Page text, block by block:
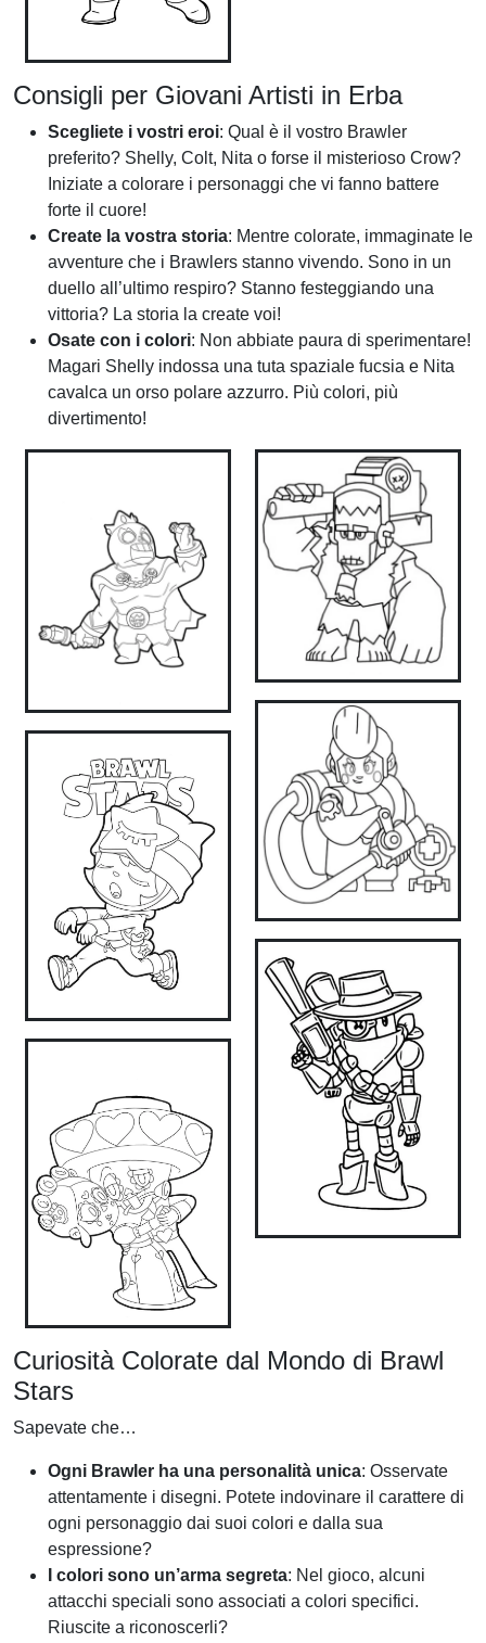
Consigli per Giovani Artisti in Erba
Scegliete i vostri eroi: Qual è il vostro Brawler
preferito? Shelly, Colt, Nita o forse il misterioso Crow?
Iniziate a colorare i personaggi che vi fanno battere
forte il cuore!
Create la vostra storia: Mentre colorate, immaginate le
avventure che i Brawlers stanno vivendo. Sono in un
duello all’ultimo respiro? Stanno festeggiando una
vittoria? La storia la create voi!
Osate con i colori: Non abbiate paura di sperimentare!
Magari Shelly indossa una tuta spaziale fucsia e Nita
cavalca un orso polare azzurro. Più colori, più
divertimento!
Curiosità Colorate dal Mondo di Brawl
Stars
Sapevate che…
Ogni Brawler ha una personalità unica: Osservate
attentamente i disegni. Potete indovinare il carattere di
ogni personaggio dai suoi colori e dalla sua
espressione?
I colori sono un’arma segreta: Nel gioco, alcuni
attacchi speciali sono associati a colori specifici.
Riuscite a riconoscerli?